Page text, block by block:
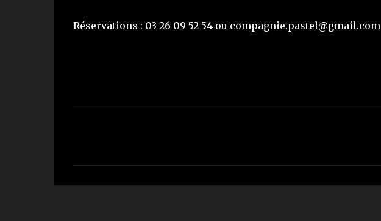
Réservations : 03 26 09 52 54 ou compagnie.pastel@gmail.com